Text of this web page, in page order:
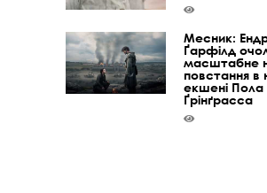
Месник:
Ґарфілд
масштабне
повстання в
екшені Пола
Ґрінґрасса